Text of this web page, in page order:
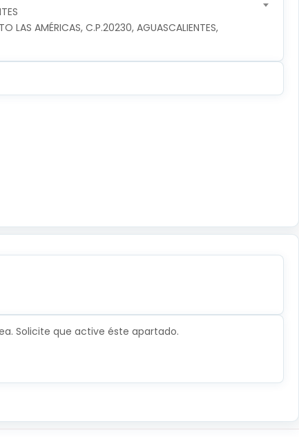
LAS AMÉRICAS, C.P.20230, AGUASCALIENTES,
Solicite que active éste apartado.